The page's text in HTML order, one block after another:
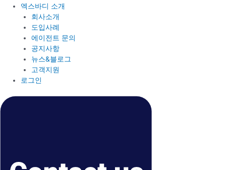
엑스바디 소개
회사소개
도입사례
에이전트 문의
공지사항
뉴스&블로그
고객지원
로그인